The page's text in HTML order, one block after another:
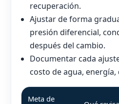
recuperación.
Ajustar de forma
presión diferencial,
después del cambio.
Documentar cada
costo de agua,
Meta de